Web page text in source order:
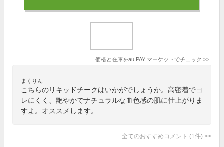
価格と在庫をau PAY マーケット でチェック >>
まくりん
こちらのリキッドチークはいかがでしょうか。高密着でヨ
レにくく、艶やかでナチュラルな血色感の肌に仕上がりま
すよ。オススメします。
全てのおすすめコメント (1 件) >